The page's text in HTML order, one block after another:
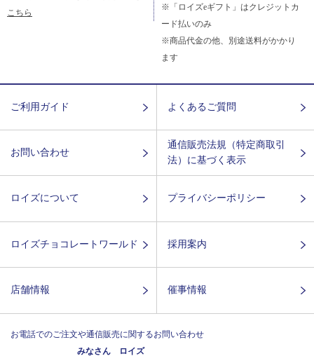
こちら
※「ロイズeギフト」はクレジットカ
ード払いのみ
※商品代金の他、別途送料がかかり
ます
ご利用ガイド よくあるご質問
お問い合わせ
通信販売法規（特定商取引
法）に基づく表示
ロイズについて プライバシーポリシー
ロイズチョコレートワールド 採用案内
店舗情報 催事情報
お電話でのご注文や通信販売に関するお問い合わせ
みなさん ロイズ